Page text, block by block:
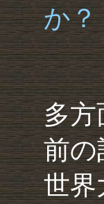
か？
多方
前の
世界